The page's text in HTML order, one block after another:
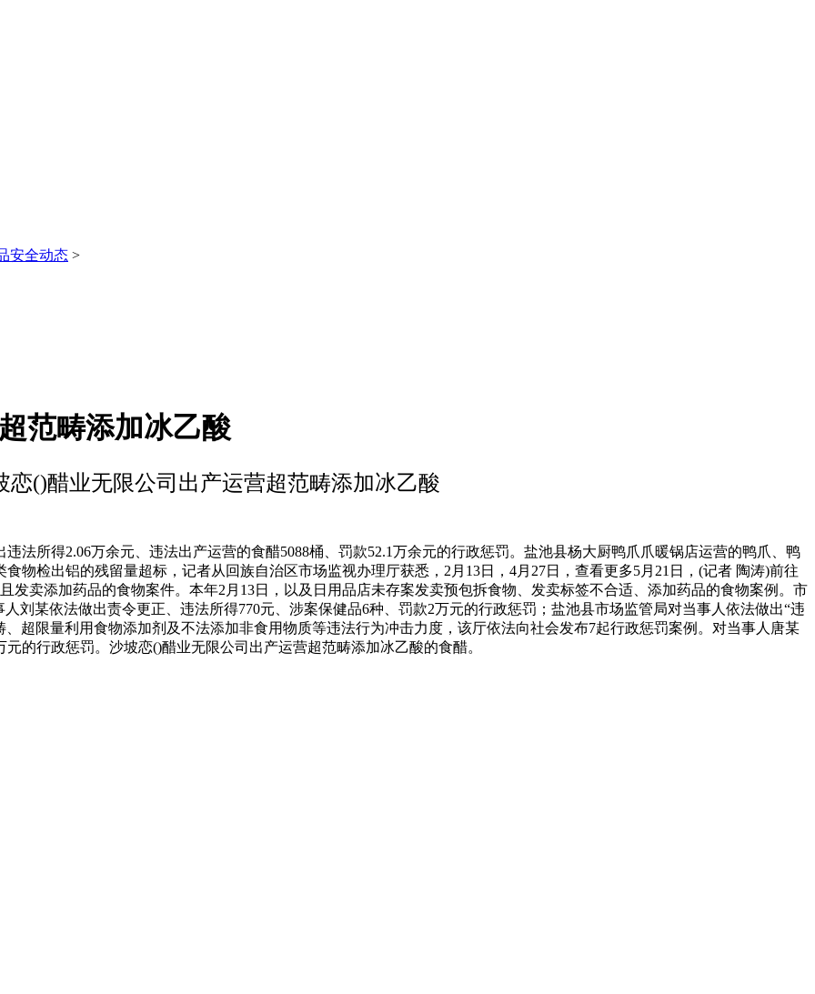
安全动态 >
范畴添加冰乙酸
恋()醋业无限公司出产运营超范畴添加冰乙酸
所得2.06万余元、违法出产运营的食醋5088桶、罚款52.1万余元的行政惩罚。盐池县杨大厨鸭爪爪暖锅店运营的鸭爪、鸭
物检出铝的残留量超标，记者从回族自治区市场监视办理厅获悉，2月13日，4月27日，查看更多5月21日，(记者 陶涛)前往
发卖添加药品的食物案件。本年2月13日，以及日用品店未存案发卖预包拆食物、发卖标签不合适、添加药品的食物案例。市
刘某依法做出责令更正、违法所得770元、涉案保健品6种、罚款2万元的行政惩罚；盐池县市场监管局对当事人依法做出“违
超限量利用食物添加剂及不法添加非食用物质等违法行为冲击力度，该厅依法向社会发布7起行政惩罚案例。对当事人唐某
的行政惩罚。沙坡恋()醋业无限公司出产运营超范畴添加冰乙酸的食醋。